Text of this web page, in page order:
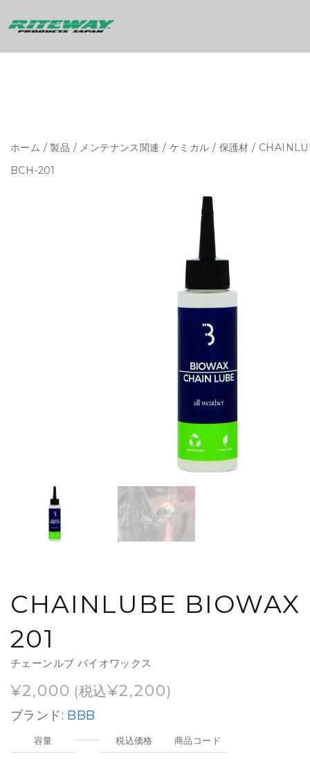
ホーム /製品 / メンテナンス関連 / ケミカル / 保護材 /
BCH-201
CHAINLUBE BIOWAX
201
チェーンルブ バイオワックス
¥2,000 (税込¥2,200)
ブランド: BBB
容量 税込価格 商品コード